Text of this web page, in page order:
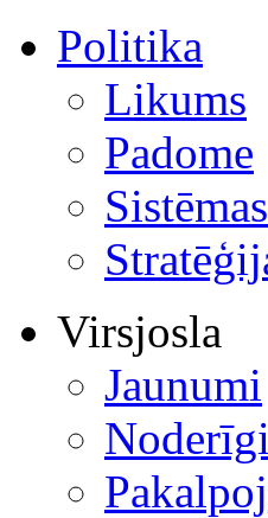
Politika
Likums
Padome
Virsjosla
Jaunumi
Noderīgi